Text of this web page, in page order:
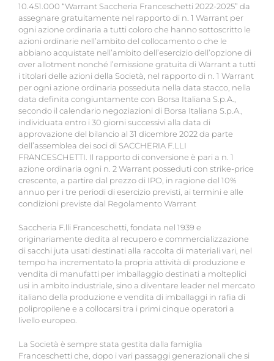
10.451.000 “Warrant Saccheria Franceschetti 2022-2025” da
assegnare gratuitamente nel rapporto di n. 1 Warrant per
ogni azione ordinaria a tutti coloro che hanno sottoscritto le
azioni ordinarie nell’ambito del collocamento o che le
abbiano acquistate nell’ambito dell’esercizio dell’opzione di
over allotment nonché l’emissione gratuita di Warrant a tutti
i titolari delle azioni della Società, nel rapporto di n. 1 Warrant
per ogni azione ordinaria posseduta nella data stacco, nella
data definita congiuntamente con Borsa Italiana S.p.A.,
secondo il calendario negoziazioni di Borsa Italiana S.p.A.,
individuata entro i 30 giorni successivi alla data di
approvazione del bilancio al 31 dicembre 2022 da parte
dell’assemblea dei soci di SACCHERIA F.LLI
FRANCESCHETTI. Il rapporto di conversione è pari a n. 1
azione ordinaria ogni n. 2 Warrant posseduti con strike-price
crescente, a partire dal prezzo di IPO, in ragione del 10%
annuo per i tre periodi di esercizio previsti, ai termini e alle
condizioni previste dal Regolamento Warrant
Saccheria F.lli Franceschetti, fondata nel 1939 e
originariamente dedita al recupero e commercializzazione
di sacchi juta usati destinati alla raccolta di materiali vari, nel
tempo ha incrementato la propria attività di produzione e
vendita di manufatti per imballaggio destinati a molteplici
usi in ambito industriale, sino a diventare leader nel mercato
italiano della produzione e vendita di imballaggi in rafia di
polipropilene e a collocarsi tra i primi cinque operatori a
livello europeo.
La Società è sempre stata gestita dalla famiglia
Franceschetti che, dopo i vari passaggi generazionali che si